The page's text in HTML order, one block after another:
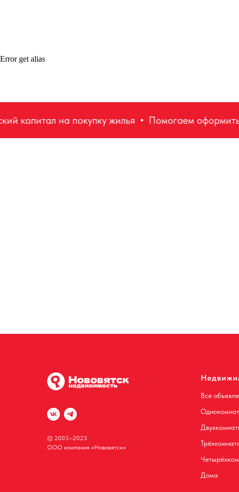
Error get alias
капитал на покупку жилья Помогаем оформить
© 2003—2023
ООО компания «Нововятск»
Все
Дома